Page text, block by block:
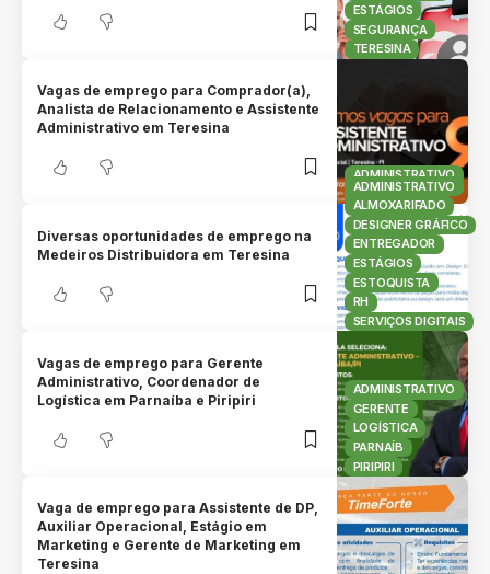
ESTÁGIOS
SEGURANÇA
TERESINA
ADMINISTRATIVO
TERESINA
Vagas de emprego para Comprador(a),
Analista de Relacionamento e Assistente
Administrativo em Teresina
ADMINISTRATIVO
ALMOXARIFADO
DESIGNER GRÁFICO
ENTREGADOR
ESTÁGIOS
ESTOQUISTA
RH
SERVIÇOS DIGITAIS
Diversas oportunidades de emprego na
Medeiros Distribuidora em Teresina
ADMINISTRATIVO
GERENTE
LOGÍSTICA
PARNAÍB
PIRIPIRI
Vagas de emprego para Gerente
Administrativo, Coordenador de
Logística em Parnaíba e Piripiri
Vaga de emprego para Assistente de DP,
Auxiliar Operacional, Estágio em
Marketing e Gerente de Marketing em
Teresina